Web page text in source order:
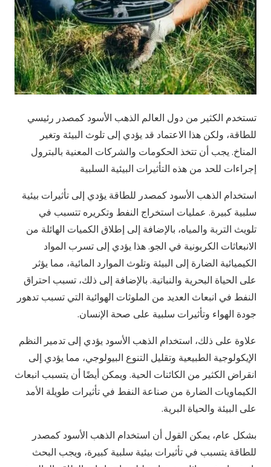
تستخدم الكثير من دول العالم الذهب الأسود كمصدر رئيسي
للطاقة، ولكن هذا الاعتماد قد يؤدي إلى تلوث البيئة وتغير
المناخ. يجب أن تتخذ الحكومات والشركات المعنية بالبترول
إجراءات للحد من هذه التأثيرات البيئية السلبية
استخدام الذهب الأسود كمصدر للطاقة يؤدي إلى تأثيرات بيئية
سلبية كبيرة. عمليات استخراج النفط وتكريره تتسبب في
تلويث التربة والمياه، بالإضافة إلى إطلاق الكميات الهائلة من
الانبعاثات الكربونية في الجو. هذا يؤدي إلى تسرب المواد
الكيميائية الضارة إلى البيئة وتلوث الموارد المائية، مما يؤثر
على الحياة البحرية والنباتية. بالإضافة إلى ذلك، تسبب احتراق
النفط في انبعاث العديد من الملوثات الهوائية التي تسبب تدهور
جودة الهواء وتأثيرات سلبية على صحة الإنسان.
علاوة على ذلك، استخدام الذهب الأسود يؤدي إلى تدمير النظم
الإيكولوجية الطبيعية وتقليل التنوع البيولوجي، مما يؤدي إلى
انقراض الكثير من الكائنات الحية. ويمكن أيضًا أن يتسبب انبعاث
الكيماويات الضارة من صناعة النفط في تأثيرات طويلة الأمد
على البيئة والحياة البرية.
بشكل عام، يمكن القول أن استخدام الذهب الأسود كمصدر
للطاقة يتسبب في تأثيرات بيئية سلبية كبيرة، ويجب البحث